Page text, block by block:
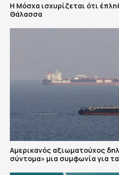
Η Μόσχα ισχυρίζεται ότι
Θάλασσα
Αμερικανός αξιωματούχος
σύντομα» μια συμφωνία για